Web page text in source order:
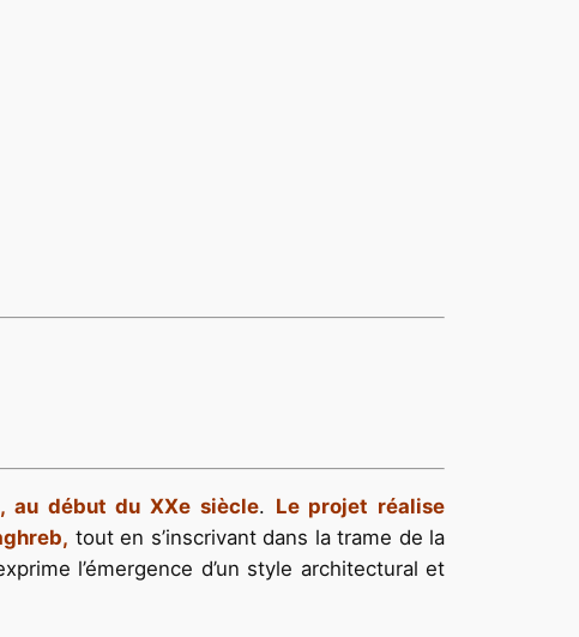
au début du XXe siècle. Le projet réalise
tout en s’inscrivant dans la trame de la
l’émergence d’un style architectural et